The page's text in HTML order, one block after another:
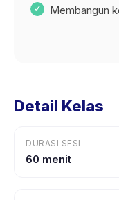
Membangun
Detail Kelas
DURASI SESI
60 menit